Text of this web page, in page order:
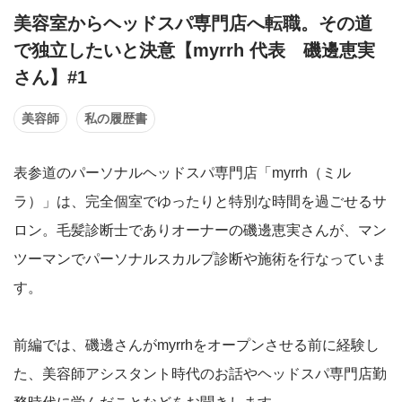
美容室からヘッドスパ専門店へ転職。その道
で独立したいと決意【myrrh 代表 磯邊恵実
さん】#1
美容師 私の履歴書
表参道のパーソナルヘッドスパ専門店「myrrh（ミル
ラ）」は、完全個室でゆったりと特別な時間を過ごせるサ
ロン。毛髪診断士でありオーナーの磯邊恵実さんが、マン
ツーマンでパーソナルスカルプ診断や施術を行なっていま
す。
前編では、磯邊さんがmyrrhをオープンさせる前に経験し
た、美容師アシスタント時代のお話やヘッドスパ専門店勤